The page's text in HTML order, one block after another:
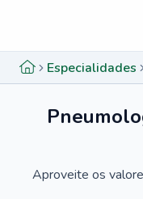
Especialidades
Aproveite os